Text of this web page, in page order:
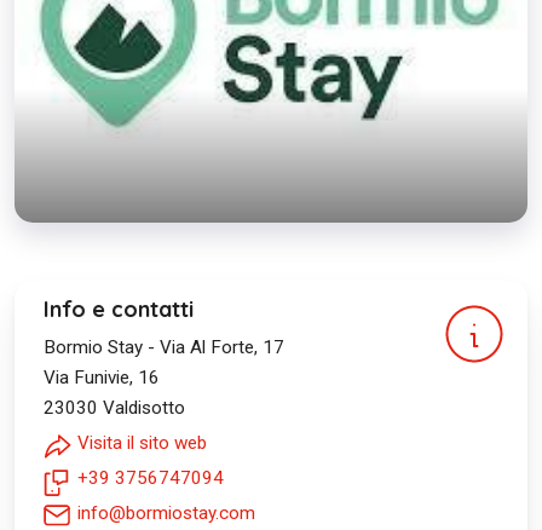
Info e contatti
Bormio Stay - Via Al Forte, 17
Via Funivie, 16
23030 Valdisotto
Visita il sito web
+39 3756747094
info@bormiostay.com